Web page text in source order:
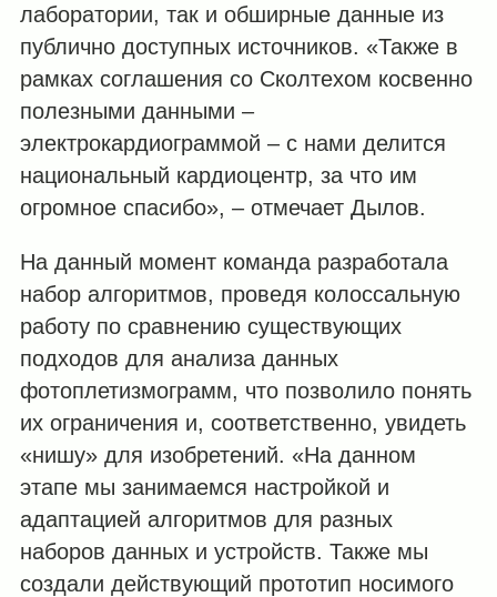
лаборатории, так и обширные данные из
публично доступных источников. «Также в
рамках соглашения со Сколтехом косвенно
полезными данными –
электрокардиограммой – с нами делится
национальный кардиоцентр, за что им
огромное спасибо», – отмечает Дылов.
На данный момент команда разработала
набор алгоритмов, проведя колоссальную
работу по сравнению существующих
подходов для анализа данных
фотоплетизмограмм, что позволило понять
их ограничения и, соответственно, увидеть
«нишу» для изобретений. «На данном
этапе мы занимаемся настройкой и
адаптацией алгоритмов для разных
наборов данных и устройств. Также мы
создали действующий прототип носимого